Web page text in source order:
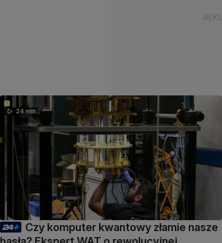
24 min
Czy komputer kwantowy złamie nasze